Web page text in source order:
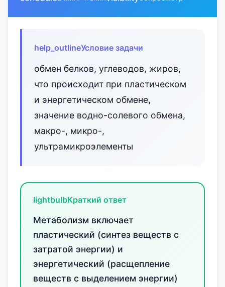
help_outlineУсловие задачи
обмен белков, углеводов, жиров,
что происходит при пластическом
и энергетическом обмене,
значение водно-солевого обмена,
макро-, микро-,
ультрамикроэлементы
lightbulbКраткий ответ
Метаболизм включает
пластический (синтез веществ с
затратой энергии) и
энергетический (расщепление
веществ с выделением энергии)